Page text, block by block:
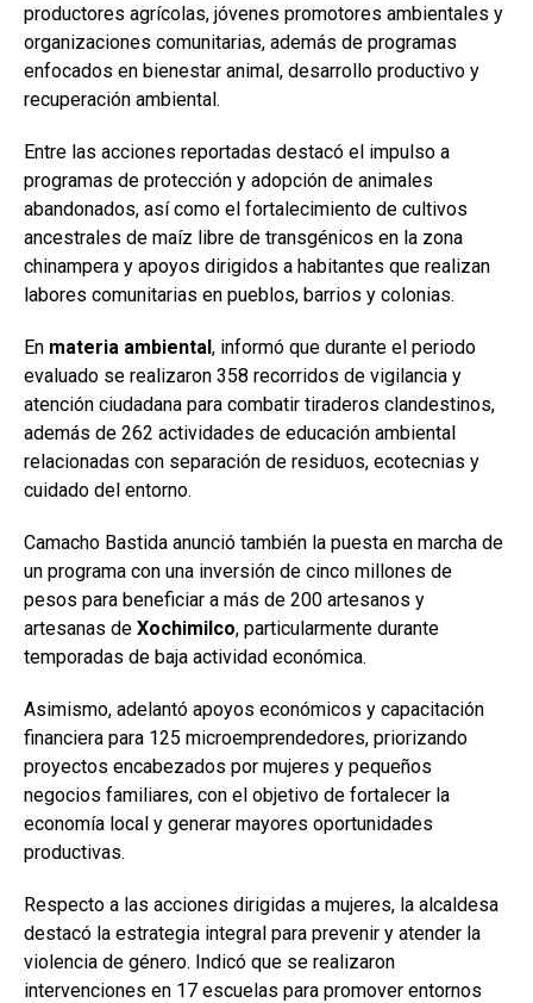
productores agrícolas, jóvenes promotores ambientales y
organizaciones comunitarias, además de programas
enfocados en bienestar animal, desarrollo productivo y
recuperación ambiental.
Entre las acciones reportadas destacó el impulso a
programas de protección y adopción de animales
abandonados, así como el fortalecimiento de cultivos
ancestrales de maíz libre de transgénicos en la zona
chinampera y apoyos dirigidos a habitantes que realizan
labores comunitarias en pueblos, barrios y colonias.
En materia ambiental, informó que durante el periodo
evaluado se realizaron 358 recorridos de vigilancia y
atención ciudadana para combatir tiraderos clandestinos,
además de 262 actividades de educación ambiental
relacionadas con separación de residuos, ecotecnias y
cuidado del entorno.
Camacho Bastida anunció también la puesta en marcha de
un programa con una inversión de cinco millones de
pesos para beneficiar a más de 200 artesanos y
artesanas de Xochimilco, particularmente durante
temporadas de baja actividad económica.
Asimismo, adelantó apoyos económicos y capacitación
financiera para 125 microemprendedores, priorizando
proyectos encabezados por mujeres y pequeños
negocios familiares, con el objetivo de fortalecer la
economía local y generar mayores oportunidades
productivas.
Respecto a las acciones dirigidas a mujeres, la alcaldesa
destacó la estrategia integral para prevenir y atender la
violencia de género. Indicó que se realizaron
intervenciones en 17 escuelas para promover entornos